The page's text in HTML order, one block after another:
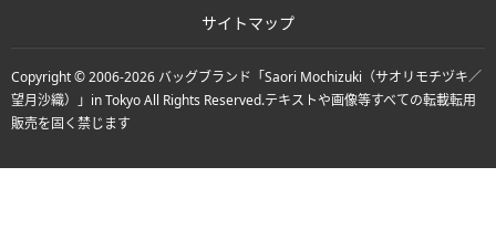
サイトマップ
Copyright © 2006-2026 バッグブランド「Saori Mochizuki（サオリモチヅキ／
望月沙織）」in TokyoAll Rights Reserved.テキストや画像等すべての転載転用
販売を固く禁じます